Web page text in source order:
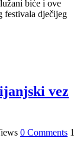
biće i ove
festivala dječijeg
vez
0 Comments 1